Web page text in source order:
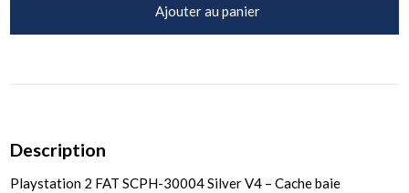
Ajouter au panier
Description
Playstation 2 FAT SCPH-30004 Silver V4 – Cache baie